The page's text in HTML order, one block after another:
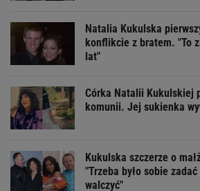
Natalia Kukulska
konflikcie z bratem. "To
lat"
Córka Natalii Kukulskiej
komunii. Jej sukienka
Kukulska szczerze o
"Trzeba było sobie
walczyć"